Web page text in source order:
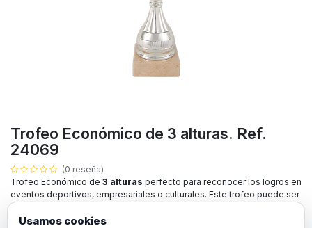
Trofeo Económico de 3 alturas. Ref.
24069
(0 reseña)
Trofeo Económico de 3 alturas perfecto para reconocer los logros en
eventos deportivos, empresariales o culturales. Este trofeo puede ser
grabado con nombre del ganador y la fecha, lo que lo convierten en un
premio ideal para destacar su evento.
Usamos cookies